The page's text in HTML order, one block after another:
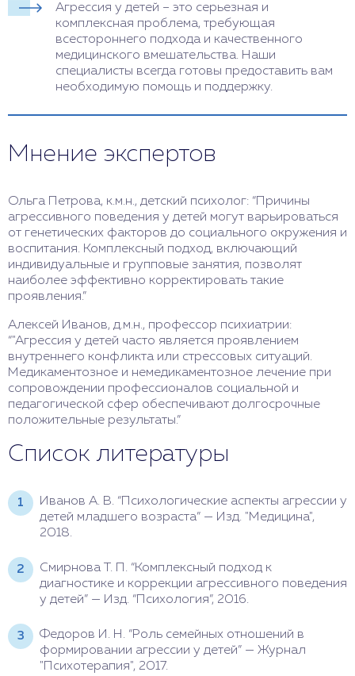
Агрессия у детей – это серьезная и
комплексная проблема, требующая
всестороннего подхода и качественного
медицинского вмешательства. Наши
специалисты всегда готовы предоставить вам
необходимую помощь и поддержку.
Мнение экспертов
Ольга Петрова, к.м.н., детский психолог: “Причины
агрессивного поведения у детей могут варьироваться
от генетических факторов до социального окружения и
воспитания. Комплексный подход, включающий
индивидуальные и групповые занятия, позволят
наиболее эффективно корректировать такие
проявления.”
Алексей Иванов, д.м.н., профессор психиатрии:
“"Агрессия у детей часто является проявлением
внутреннего конфликта или стрессовых ситуаций.
Медикаментозное и немедикаментозное лечение при
сопровождении профессионалов социальной и
педагогической сфер обеспечивают долгосрочные
положительные результаты.”
Список литературы
Иванов А. В. “Психологические аспекты агрессии у
детей младшего возраста” — Изд. "Медицина",
2018.
Смирнова Т. П. “Комплексный подход к
диагностике и коррекции агрессивного поведения
у детей” — Изд. “Психология”, 2016.
Федоров И. Н. “Роль семейных отношений в
формировании агрессии у детей” — Журнал
"Психотерапия", 2017.